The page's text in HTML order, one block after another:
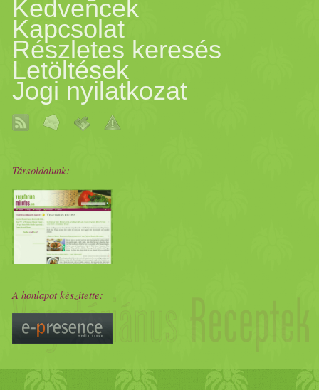
bele a kiadványba
Kedvencek
Kapcsolat
Részletes keresés
Letöltések
Jogi nyilatkozat
Társoldalunk:
A honlapot készítette: